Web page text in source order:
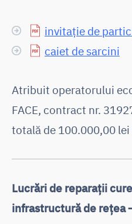
invitație de
caiet de sarcini
Atribuit operatorului
FACE, contract nr.
totală de 100.000,00 lei
Lucrări de reparații
infrastructură de rețea